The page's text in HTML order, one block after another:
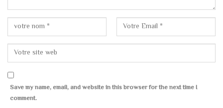
Save my name, email, and website in this browser for the next time I
comment.